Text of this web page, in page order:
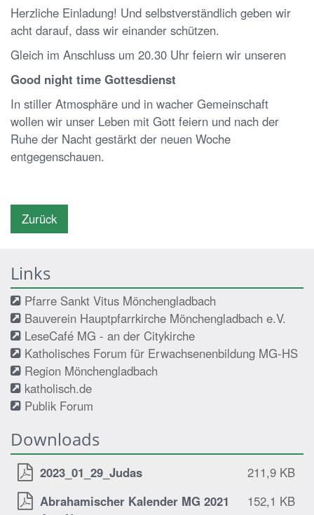
Herzliche Einladung! Und selbstverständlich geben wir
acht darauf, dass wir einander schützen.
Gleich im Anschluss um 20.30 Uhr feiern wir unseren
Good night time Gottesdienst
In stiller Atmosphäre und in wacher Gemeinschaft
wollen wir unser Leben mit Gott feiern und nach der
Ruhe der Nacht gestärkt der neuen Woche
entgegenschauen.
Zurück
Links
Pfarre Sankt Vitus Mönchengladbach
Bauverein Hauptpfarrkirche Mönchengladbach e.V.
LeseCafé MG - an der Citykirche
Katholisches Forum für Erwachsenenbildung MG-HS
Region Mönchengladbach
katholisch.de
Publik Forum
Downloads
2023_01_29_Judas
211,9 KB
Abrahamischer Kalender MG 2021
152,1 KB